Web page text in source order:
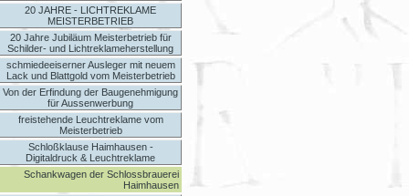
20 JAHRE - LICHTREKLAME
MEISTERBETRIEB
20 Jahre Jubiläum Meisterbetrieb für
Schilder- und Lichtreklameherstellung
schmiedeeiserner Ausleger mit neuem
Lack und Blattgold vom Meisterbetrieb
Von der Erfindung der Baugenehmigung
für Aussenwerbung
freistehende Leuchtreklame vom
Meisterbetrieb
Schloßklause Haimhausen -
Digitaldruck & Leuchtreklame
Schankwagen der Schlossbrauerei
Haimhausen